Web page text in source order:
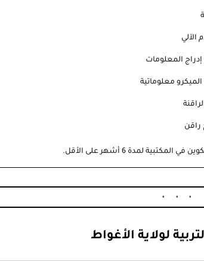
الآلي
المعلومات
معلوماتية
راقن
المكتبية لمدة 6 أشهر على الأقل.
لولاية الأغواط